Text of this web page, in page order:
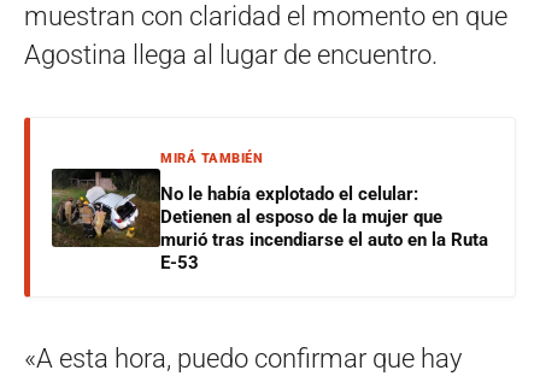
muestran con claridad el momento en que
Agostina llega al lugar de encuentro.
MIRÁ TAMBIÉN
No le había explotado el celular:
Detienen al esposo de la mujer que
murió tras incendiarse el auto en la Ruta
E-53
«A esta hora, puedo confirmar que hay